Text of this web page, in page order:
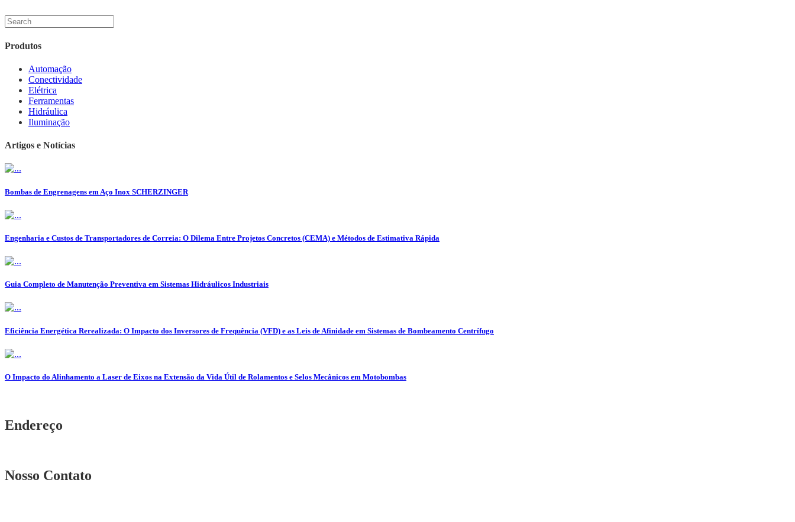
Produtos
Automação
Conectividade
Elétrica
Ferramentas
Hidráulica
Iluminação
Artigos e Notícias
Bombas de Engrenagens em Aço Inox SCHERZINGER
Engenharia e Custos de Transportadores de Correia: O Dilema Entre Projetos Concretos (CEMA) e Métodos de Estimativa Rápida
Guia Completo de Manutenção Preventiva em Sistemas Hidráulicos Industriais
Eficiência Energética Rerealizada: O Impacto dos Inversores de Frequência (VFD) e as Leis de Afinidade em Sistemas de Bombeamento Centrífugo
O Impacto do Alinhamento a Laser de Eixos na Extensão da Vida Útil de Rolamentos e Selos Mecânicos em Motobombas
Endereço
Nosso Contato